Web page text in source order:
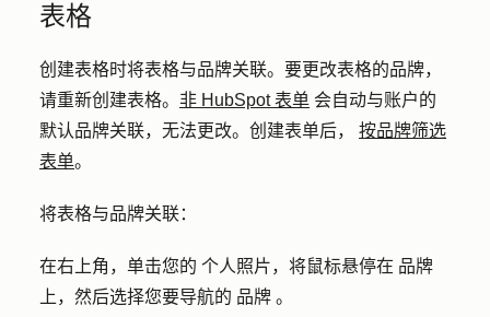
表格
创建表格时将表格与品牌关联。要更改表格的品牌，
请重新创建表格。 非 HubSpot 表单 会自动与账户的
默认品牌关联，无法更改。创建表单后， 按品牌筛选
表单。
将表格与品牌关联：
在右上角，单击您的 个人照片，将鼠标悬停在 品牌
上，然后选择您要导航的 品牌 。